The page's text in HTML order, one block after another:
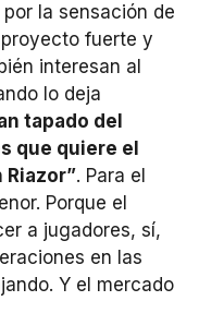
la sensación de
fuerte y
interesan al
lo deja
tapado del
que quiere el
Riazor”. Para el
Porque el
a jugadores, sí,
en las
Y el mercado